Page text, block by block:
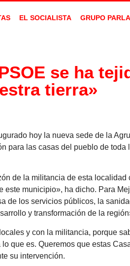
EL SOCIALISTA GRUPO
se ha
tierra»
hoy la nueva sede de la
para las casas del pueblo de toda
de la militancia de esta localidad
municipio», ha dicho. Para
de los servicios públicos, la
y transformación de la
y con la militancia, porque
que es. Queremos que estas
su intervención.